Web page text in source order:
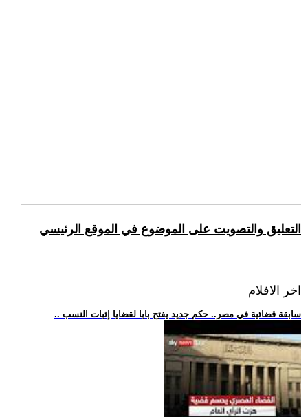
التعليق والتصويت على الموضوع في الموقع الرئيسي
اخر الافلام
.. سابقة قضائية في مصر.. حكم جديد يفتح بابا لقضايا إثبات النسب